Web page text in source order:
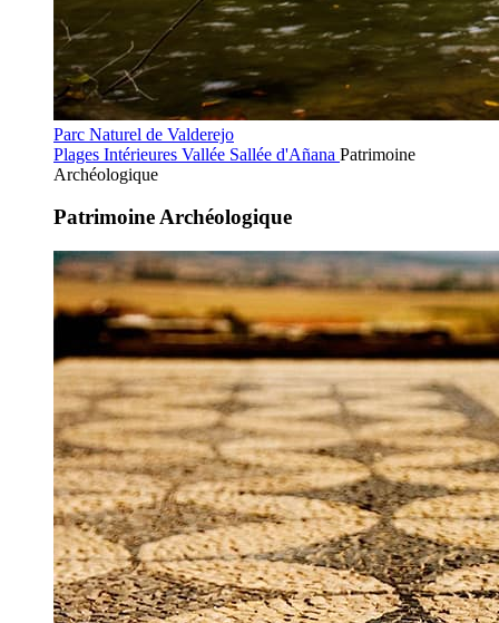
Parc Naturel de Valderejo
Plages Intérieures Vallée Sallée d'Añana Patrimoine
Archéologique
Patrimoine Archéologique